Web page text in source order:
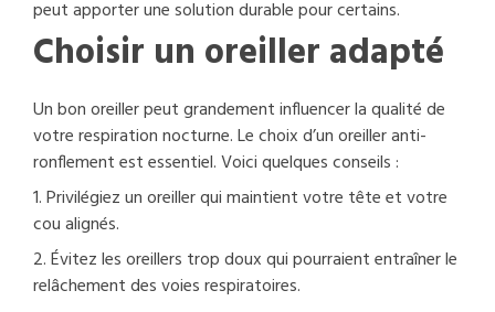
peut apporter une solution durable pour certains.
Choisir un oreiller adapté
Un bon oreiller peut grandement influencer la qualité de
votre respiration nocturne. Le choix d’un oreiller anti-
ronflement est essentiel. Voici quelques conseils :
1. Privilégiez un oreiller qui maintient votre tête et votre
cou alignés.
2. Évitez les oreillers trop doux qui pourraient entraîner le
relâchement des voies respiratoires.